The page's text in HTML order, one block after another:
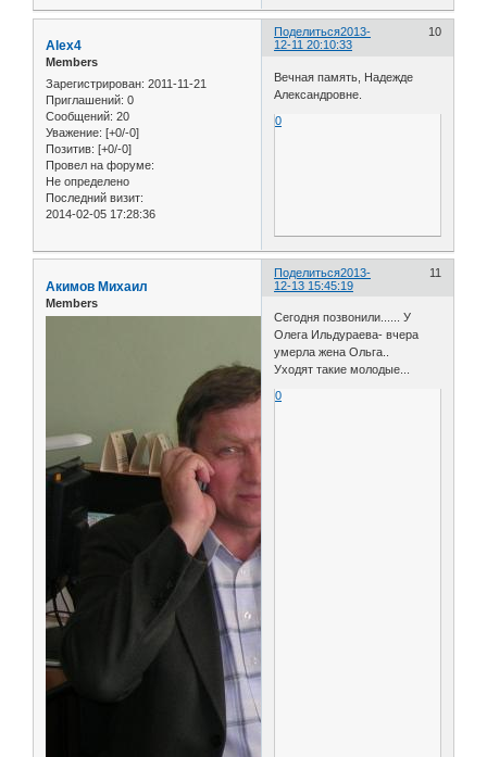
Поделиться 10
2013-
12-11 20:10:33
Alex4
Members
Зарегистрирован: 2011-11-21
Приглашений: 0
Сообщений: 20
Уважение: [+0/-0]
Позитив: [+0/-0]
Провел на форуме:
Не определено
Последний визит:
2014-02-05 17:28:36
Вечная память, Надежде
Александровне.
0
Поделиться 11
2013-
12-13 15:45:19
Акимов Михаил
Members
Сегодня позвонили...... У
Олега Ильдураева- вчера
умерла жена Ольга..
Уходят такие молодые...
0